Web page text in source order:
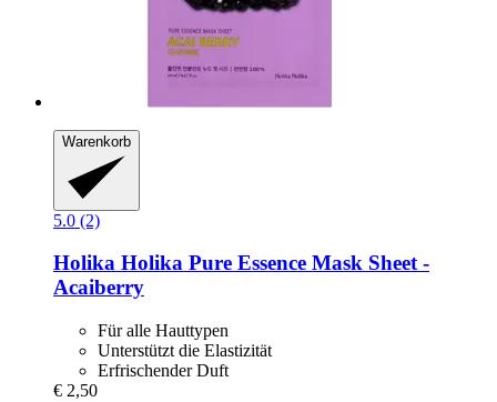
Warenkorb
5.0 (2)
Holika Holika Pure Essence Mask Sheet -​
Acaiberry
Für alle Hauttypen
Unterstützt die Elastizität
Erfrischender Duft
€ 2,50